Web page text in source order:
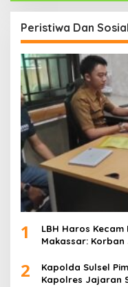
Peristiwa Dan Sosial
1
LBH Haros Kecam
Makassar:
2
Kapolda Sulsel
Kapolres Jajaran